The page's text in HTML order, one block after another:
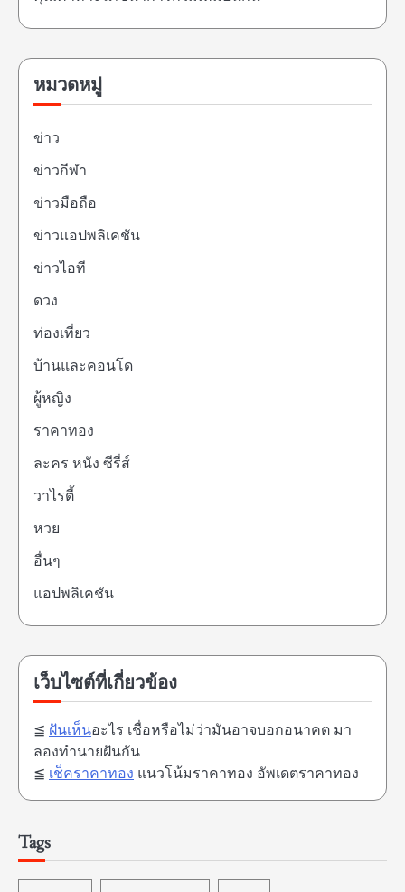
หมวดหมู่
ข่าว
ข่าวกีฬา
ข่าวมือถือ
ข่าวแอปพลิเคชัน
ข่าวไอที
ดวง
ท่องเที่ยว
บ้านและคอนโด
ผู้หญิง
ราคาทอง
ละคร หนัง ซีรี่ส์
วาไรตี้
หวย
อื่นๆ
แอปพลิเคชัน
เว็บไซต์ที่เกี่ยวข้อง
≦ ฝันเห็นอะไร เชื่อหรือไม่ว่ามันอาจบอกอนาคต มา
ลองทำนายฝันกัน
≦ เช็คราคาทอง แนวโน้มราคาทอง อัพเดตราคาทอง
Tags